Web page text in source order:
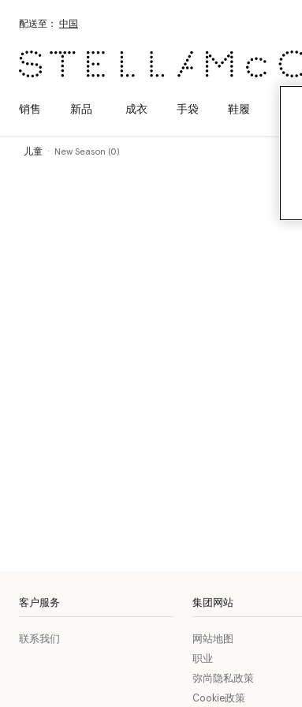
配送至： 中国
销售 新品 成衣 手袋 鞋履
儿童 New Season (0)
客户服务
联系我们
集团网站
网站地图
职业
弥尚隐私政策
Cookie政策